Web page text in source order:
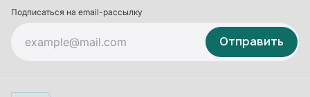
Подписаться на email-рассылку
Отправить